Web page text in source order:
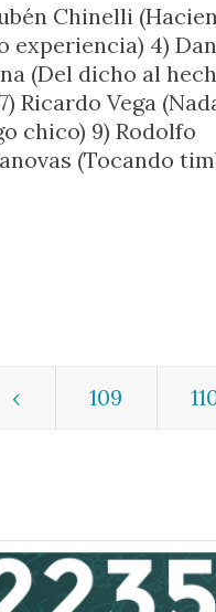
Chinelli
experiencia) 4)
(Del dicho al
Ricardo Vega
chico) 9) Rodolfo
(Tocando
‹ 109